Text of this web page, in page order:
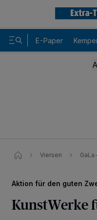
E-Paper
Viersen
Aktion für den guten
KunstWerke